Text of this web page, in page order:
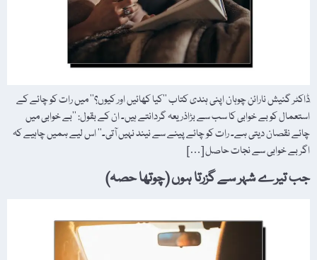
ٖڈاکٹر گنیش نارائن چوہان اپنی ہندی کتاب ’’کیا کھائیں اور کیوں؟‘‘ میں رات کو چائے کے
استعمال کو بے خوابی کا سب سے بڑاذریعہ گردانتے ہیں۔ ان کے بقول: ’’بے خوابی میں
چائے نقصان دیتی ہے۔ رات کو چائے پینے سے نیند نہیں آتی۔‘‘ اس لیے ہمیں چاہیے کہ
اگر بے خوابی سے نجات حاصل […]
جب تیرے شہر سے گزرتا ہوں (چوتھا حصہ)